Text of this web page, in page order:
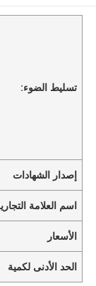
تسليط الضوء:
إصدار الشهادات
اسم العلامة
الأسعار
الحد الأدنى لكمية